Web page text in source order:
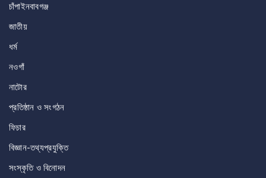
চাঁপাইনবাবগঞ্জ
জাতীয়
ধর্ম
নওগাঁ
নাটোর
প্রতিষ্ঠান ও সংগঠন
ফিচার
বিজ্ঞান-তথ্যপ্রযুক্তি
সংস্কৃতি ও বিনোদন